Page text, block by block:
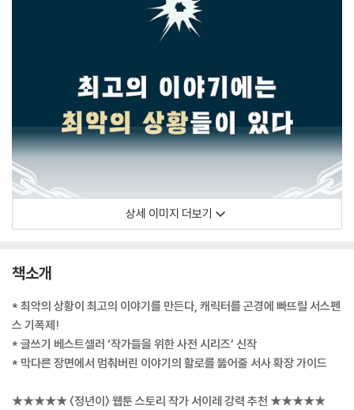
상세 이미지 더보기
책소개
* 최악의 상황이 최고의 이야기를 만든다, 캐릭터를 곤경에 빠뜨릴 서스펜
스 기폭제!
* 글쓰기 베스트셀러 ‘작가들을 위한 사전 시리즈’ 신작
* 막다른 장면에서 멈춰버린 이야기의 활로를 뚫어줄 서사 확장 가이드
★★★★★ 〈정년이〉 웹툰 스토리 작가 서이레 강력 추천 ★★★★★